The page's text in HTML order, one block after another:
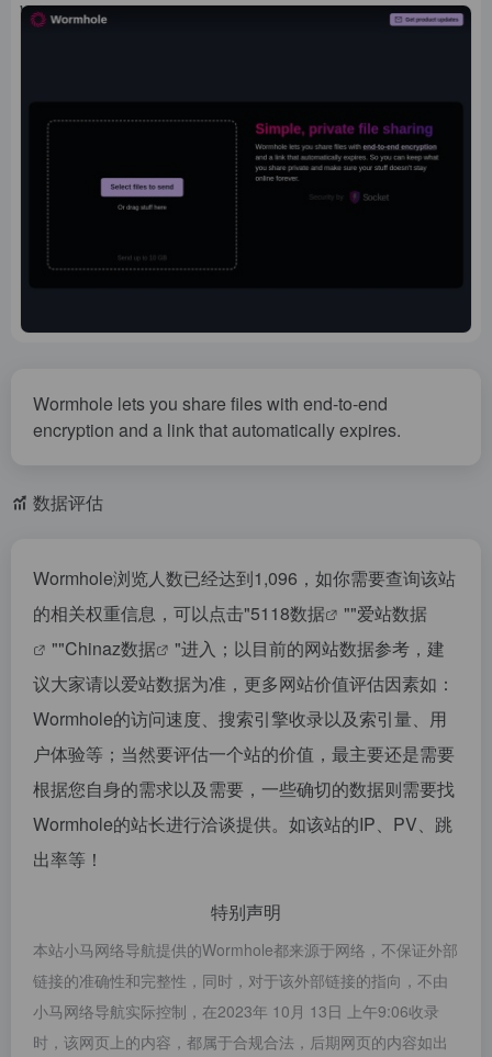
Wormhole lets you share files with end-to-end
encryption and a link that automatically expires.
数据评估
Wormhole浏览人数已经达到1,096，如你需要查询该站
的相关权重信息，可以点击"5118数据 ""爱站数据
""Chinaz数据
"进入；以目前的网站数据参考，建
议大家请以爱站数据为准，更多网站价值评估因素如：
Wormhole的访问速度、搜索引擎收录以及索引量、用
户体验等；当然要评估一个站的价值，最主要还是需要
根据您自身的需求以及需要，一些确切的数据则需要找
Wormhole的站长进行洽谈提供。如该站的IP、PV、跳
出率等！
特别声明
本站小马网络导航提供的Wormhole都来源于网络，不保证外部
链接的准确性和完整性，同时，对于该外部链接的指向，不由
小马网络导航实际控制，在2023年 10月 13日 上午9:06收录
时，该网页上的内容，都属于合规合法，后期网页的内容如出